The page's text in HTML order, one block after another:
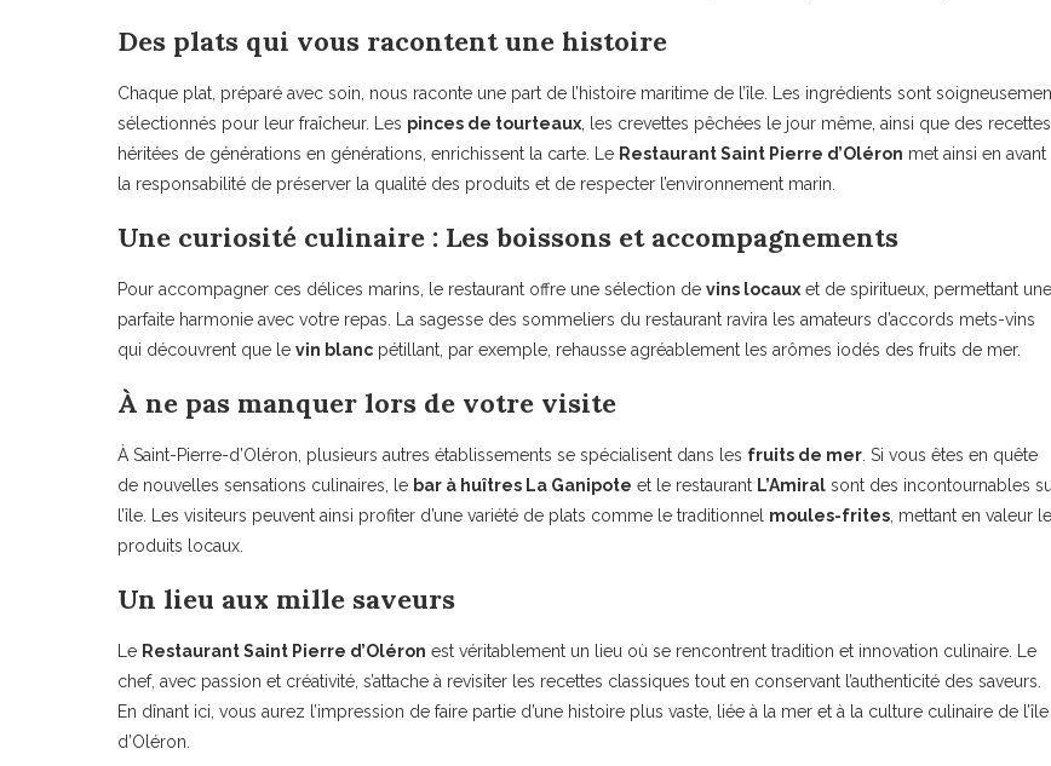
Des plats qui vous racontent une histoire
Chaque plat, préparé avec soin, nous raconte une part de l’histoire maritime de l’île. Les ingrédients sont
sélectionnés pour leur fraîcheur. Les pinces de tourteaux , les crevettes pêchées le jour même, ainsi que des recettes
héritées de générations en générations, enrichissent la carte. Le Restaurant Saint Pierre d’Oléron met ainsi en avant
la responsabilité de préserver la qualité des produits et de respecter l’environnement marin.
Une curiosité culinaire : Les boissons et accompagnements
Pour accompagner ces délices marins, le restaurant offre une sélection de vins locaux et de spiritueux, permettant une
parfaite harmonie avec votre repas. La sagesse des sommeliers du restaurant ravira les amateurs d’accords mets-vins
qui découvrent que le vin blanc pétillant, par exemple, rehausse agréablement les arômes iodés des fruits de mer.
À ne pas manquer lors de votre visite
À Saint-Pierre-d’Oléron, plusieurs autres établissements se spécialisent dans les fruits de mer . Si vous êtes en quête
de nouvelles sensations culinaires, le bar à huîtres La Ganipote et le restaurant L’Amiral sont des incontournables
l’île. Les visiteurs peuvent ainsi profiter d’une variété de plats comme le traditionnel moules-frites , mettant en valeur
produits locaux.
Un lieu aux mille saveurs
Le Restaurant Saint Pierre d’Oléron est véritablement un lieu où se rencontrent tradition et innovation culinaire. Le
chef, avec passion et créativité, s’attache à revisiter les recettes classiques tout en conservant l’authenticité des saveurs.
En dînant ici, vous aurez l’impression de faire partie d’une histoire plus vaste, liée à la mer et à la culture culinaire de l’île
d’Oléron.